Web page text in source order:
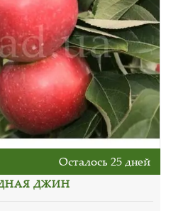
Осталось 25 дней
ДЖИН